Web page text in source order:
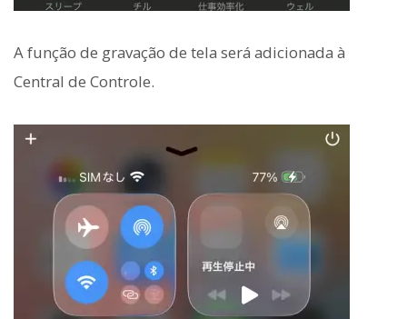
A função de gravação de tela será adicionada à
Central de Controle.